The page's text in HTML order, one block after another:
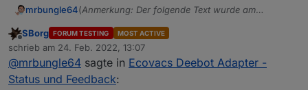
mrbungle64(Anmerkung: Der folgende Text wurde am
aktualisiert)
Hallo zusammen,
ich möchte hier über den Status des Ecovacs
Deebot Adapters berichten
Offline
SBorg FORUM TESTING MOST ACTIVE
schrieb am 24. Feb. 2022, 13:07
zuletzt editiert von
@mrbungle64 sagte in Ecovacs Deebot Adapter -
Status und Feedback: